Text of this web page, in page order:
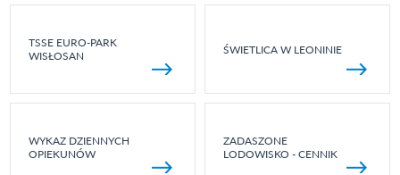
TSSE EURO-PARK
WISŁOSAN
ŚWIETLICA W LEONINIE
WYKAZ DZIENNYCH
OPIEKUNÓW
ZADASZONE
LODOWISKO - CENNIK